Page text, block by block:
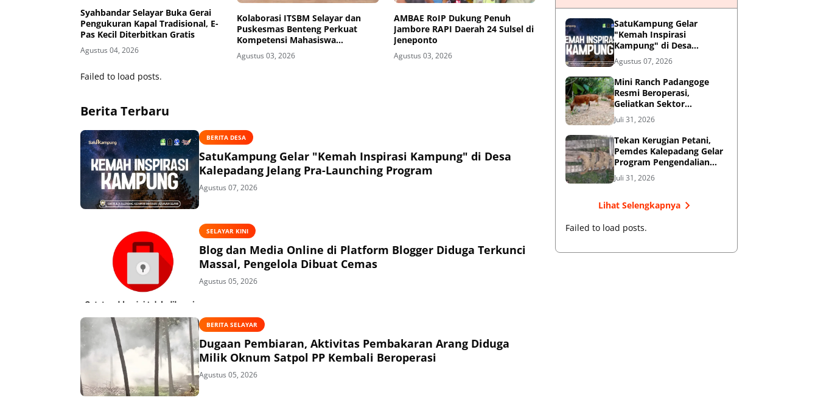
Syahbandar Selayar Buka Gerai
Pengukuran Kapal Tradisional, E-
Pas Kecil Diterbitkan Gratis
Agustus 04, 2026
Kolaborasi ITSBM Selayar dan
Puskesmas Benteng Perkuat
Kompetensi Mahasiswa
Administrasi Kesehatan
Agustus 03, 2026
AMBAE RoIP Dukung Penuh
Jambore RAPI Daerah 24 Sulsel di
Jeneponto
Agustus 03, 2026
Failed to load posts.
Berita Terbaru
BERITA DESA
SatuKampung Gelar "Kemah Inspirasi Kampung" di Desa
Kalepadang Jelang Pra-Launching Program
Agustus 07, 2026
SELAYAR KINI
Blog dan Media Online di Platform Blogger Diduga Terkunci
Massal, Pengelola Dibuat Cemas
Agustus 05, 2026
BERITA SELAYAR
Dugaan Pembiaran, Aktivitas Pembakaran Arang Diduga
Milik Oknum Satpol PP Kembali Beroperasi
Agustus 05, 2026
SatuKampung Gelar
"Kemah Inspirasi
Kampung" di Desa
Kalepadang Jelang Pra-
Launching Program
Agustus 07, 2026
‎Mini Ranch Padangoge
Resmi Beroperasi,
Geliatkan Sektor
Peternakan Sapi di
Kepulauan Selayar ‎
Juli 31, 2026
Tekan Kerugian Petani,
Pemdes Kalepadang Gelar
Program Pengendalian
Hama Tupai
Juli 31, 2026
Lihat Selengkapnya
Failed to load posts.